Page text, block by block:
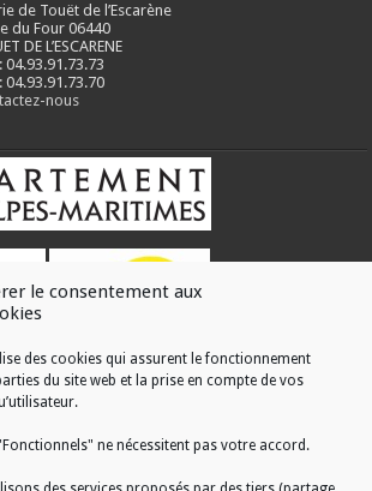
le consentement aux
des cookies qui assurent le fonctionnement
du site web et la prise en compte de vos
ne nécessitent pas votre accord.
de Touët de l’Escarène
du Four 06440
DE L’ESCARENE
04.93.91.73.73
04.93.91.73.70
nous